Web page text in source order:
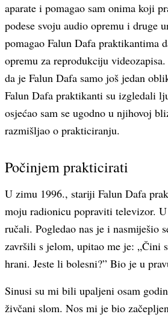
aparate i pomagao sam onima koji
podese svoju audio opremu i druge
pomagao Falun Dafa praktikantima
opremu za reprodukciju
da je Falun Dafa samo još jedan
Falun Dafa praktikanti su izgledali
osjećao sam se ugodno u njihovoj
razmišljao o prakticiranju.
Počinjem prakticirati
U zimu 1996., stariji Falun Dafa
moju radionicu popraviti televizor.
ručali. Pogledao nas je i nasmiješio
završili s jelom, upitao me je: „Čini
hrani. Jeste li bolesni?” Bio je u
Sinusi su mi bili upaljeni osam
živčani slom. Nos mi je bio